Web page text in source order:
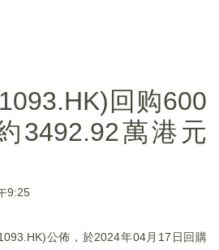
回购600
3492.92萬港元
9:25
公佈，於2024年04月17日回購